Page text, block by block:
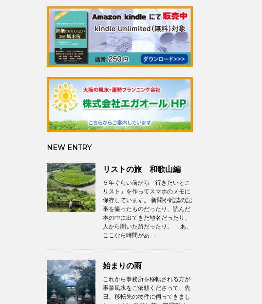
NEW ENTRY
リストの旅 和歌山編
５年ぐらい前から「行きたいとこ
リスト」を作ってスマホのメモに
保存しています。 新聞や雑誌の記
事を撮ったものだったり、読んだ
本の中に出てきた地名だったり、
人から聞いた所だったり。 「あ、
ここなら時間があ ...
始まりの雨
これから事務所を移転される方が
事業風水をご依頼くださって、先
日、移転先の物件に伺ってきまし